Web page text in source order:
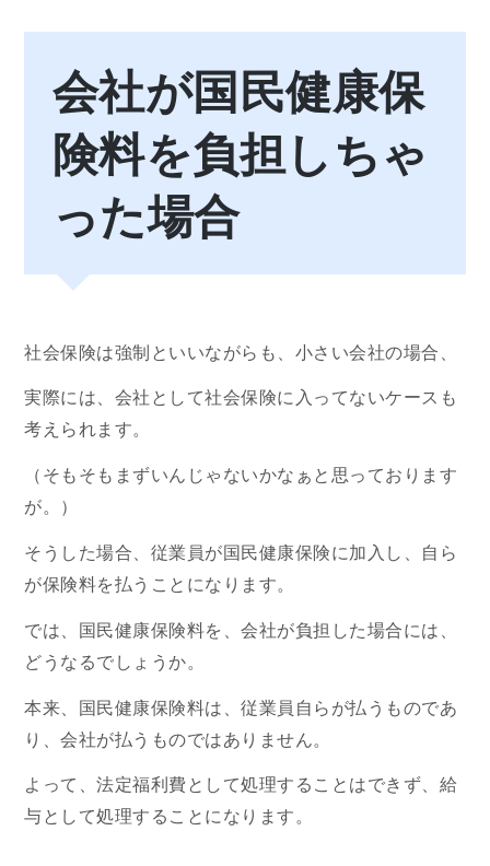
会社が国民健康保
険料を負担しちゃ
った場合
社会保険は強制といいながらも、小さい会社の場合、
実際には、会社として社会保険に入ってないケースも
考えられます。
（そもそもまずいんじゃないかなぁと思っております
が。）
そうした場合、従業員が国民健康保険に加入し、自ら
が保険料を払うことになります。
では、国民健康保険料を、会社が負担した場合には、
どうなるでしょうか。
本来、国民健康保険料は、従業員自らが払うものであ
り、会社が払うものではありません。
よって、法定福利費として処理することはできず、給
与として処理することになります。